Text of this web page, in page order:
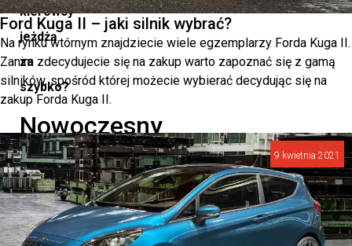
kierowcy
jeżdżą
za
szybko?
Nowoczesny
system,
rekordowe
wyniki
Ford Kuga II – jaki silnik wybrać?
Na rynku wtórnym znajdziecie wiele egzemplarzy Forda Kuga II.
Zanim zdecydujecie się na zakup warto zapoznać się z gamą
silników, spośród której możecie wybierać decydując się na
zakup Forda Kuga II.
9 kwietnia 2021